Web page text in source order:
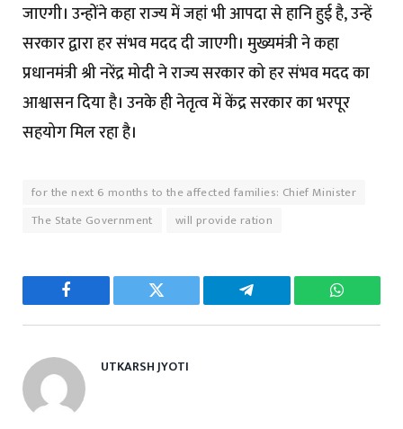
जाएगी। उन्होंने कहा राज्य में जहां भी आपदा से हानि हुई है, उन्हें
सरकार द्वारा हर संभव मदद दी जाएगी। मुख्यमंत्री ने कहा
प्रधानमंत्री श्री नरेंद्र मोदी ने राज्य सरकार को हर संभव मदद का
आश्वासन दिया है। उनके ही नेतृत्व में केंद्र सरकार का भरपूर
सहयोग मिल रहा है।
for the next 6 months to the affected families: Chief Minister
The State Government
will provide ration
Facebook Twitter Telegram
UTKARSH JYOTI